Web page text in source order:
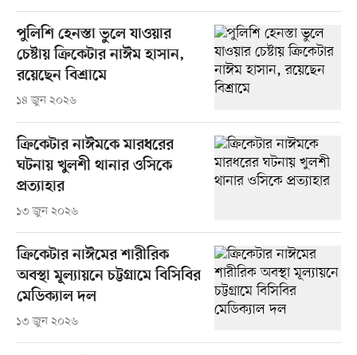
পুলিশি হেনস্তা ভুলে যাওয়ার
চেষ্টায় ক্রিকেটার নাঈম হাসান,
রয়েছেন বিশ্রামে
১৪ জুন ২০২৬
ক্রিকেটার নাঈমকে মারধরের
ঘটনায় খুলশী থানার ওসিকে
প্রত্যাহার
১৩ জুন ২০২৬
ক্রিকেটার নাঈমের শারীরিক
অবস্থা মূল্যায়নে চট্টগ্রামে বিসিবির
মেডিক্যাল দল
১৩ জুন ২০২৬